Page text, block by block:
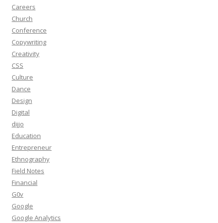
Careers
Church
Conference
Copywriting
Creativity
CSS
Culture
Dance
Design
Digital
dijjo
Education
Entrepreneur
Ethnography
Field Notes
Financial
G0v
Google
Google Analytics